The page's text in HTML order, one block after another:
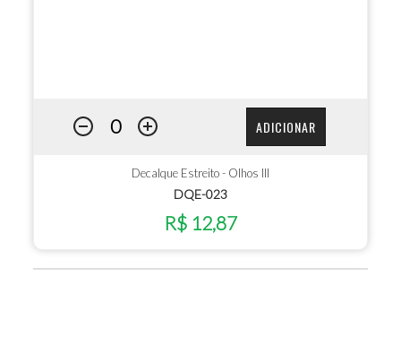
ADICIONAR
Decalque Estreito - Olhos III
DQE-023
R$ 12,87